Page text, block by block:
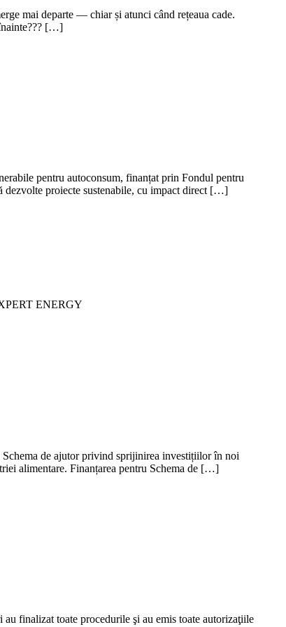
mai departe — chiar și atunci când rețeaua cade.
înainte??? […]
pentru autoconsum, finanțat prin Fondul pentru
dezvolte proiecte sustenabile, cu impact direct […]
ENERGY
de ajutor privind sprijinirea investițiilor în noi
alimentare. Finanțarea pentru Schema de […]
finalizat toate procedurile şi au emis toate autorizaţiile